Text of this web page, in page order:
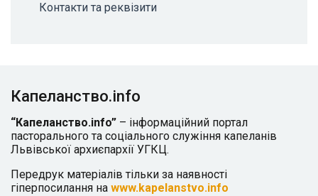
Контакти та реквізити
Капеланство.info
“Капеланство.info” – інформаційний портал
пасторального та соціального служіння капеланів
Львівської архиєпархії УГКЦ.
Передрук матеріалів тільки за наявності
гіперпосилання на www.kapelanstvo.info